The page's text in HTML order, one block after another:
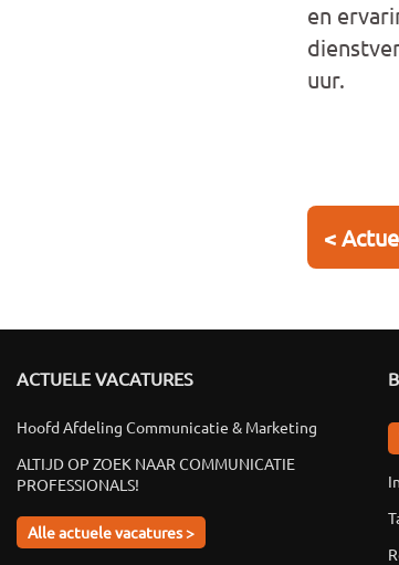
en
uur.
<
ACTUELE VACATURES
Hoofd Afdeling Communicatie & Marketing
ALTIJD OP ZOEK NAAR COMMUNICATIE
PROFESSIONALS!
Alle actuele vacatures >